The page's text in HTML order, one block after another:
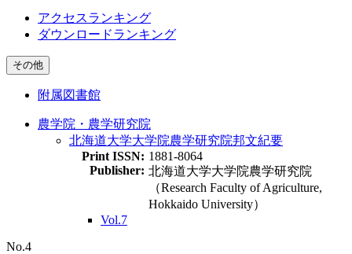
アクセスランキング
ダウンロードランキング
その他
附属図書館
農学院・農学研究院
北海道大学大学院農学研究院邦文紀要
Print ISSN: 1881-8064
Publisher: 北海道大学大学院農学研究院
（Research Faculty of Agriculture,
Hokkaido University）
Vol.7
No.4